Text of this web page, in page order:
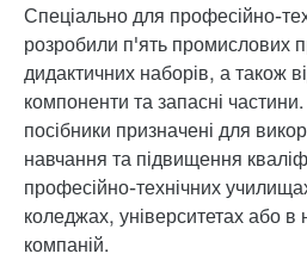
Спеціально для професійно-
розробили п'ять промислових
дидактичних наборів, а також
компоненти та запасні
посібники призначені для
навчання та підвищення
професійно-технічних
коледжах, університетах або
компаній.